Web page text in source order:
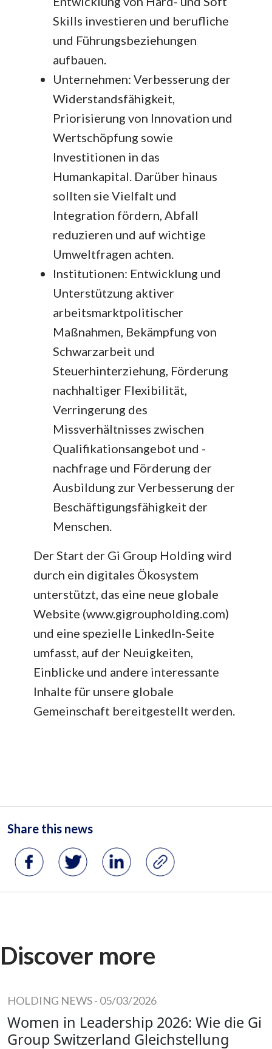
Skills investieren und berufliche
und Führungsbeziehungen
aufbauen.
Unternehmen: Verbesserung der
Widerstandsfähigkeit,
Priorisierung von Innovation und
Wertschöpfung sowie
Investitionen in das
Humankapital. Darüber hinaus
sollten sie Vielfalt und
Integration fördern, Abfall
reduzieren und auf wichtige
Umweltfragen achten.
Institutionen: Entwicklung und
Unterstützung aktiver
arbeitsmarktpolitischer
Maßnahmen, Bekämpfung von
Schwarzarbeit und
Steuerhinterziehung, Förderung
nachhaltiger Flexibilität,
Verringerung des
Missverhältnisses zwischen
Qualifikationsangebot und -
nachfrage und Förderung der
Ausbildung zur Verbesserung der
Beschäftigungsfähigkeit der
Menschen.
Der Start der Gi Group Holding wird
durch ein digitales Ökosystem
unterstützt, das eine neue globale
Website (www.gigroupholding.com)
und eine spezielle LinkedIn-Seite
umfasst, auf der Neuigkeiten,
Einblicke und andere interessante
Inhalte für unsere globale
Gemeinschaft bereitgestellt werden.
Share this news
Discover more
HOLDING NEWS- 05/03/2026
Women in Leadership 2026: Wie die Gi
Group Switzerland Gleichstellung